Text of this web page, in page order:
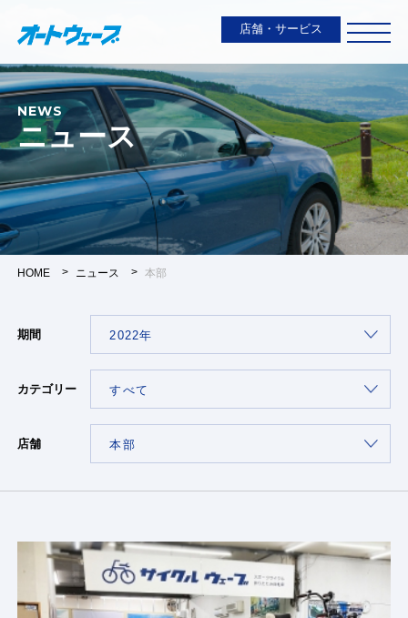
店舗・サービス
NEWS
ニュース
HOME ニュース 本部
期間
カテゴリー
店舗